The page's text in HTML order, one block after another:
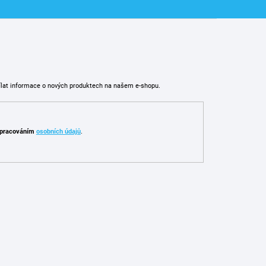
informace o nových produktech na našem e-shopu.
osobních údajů.